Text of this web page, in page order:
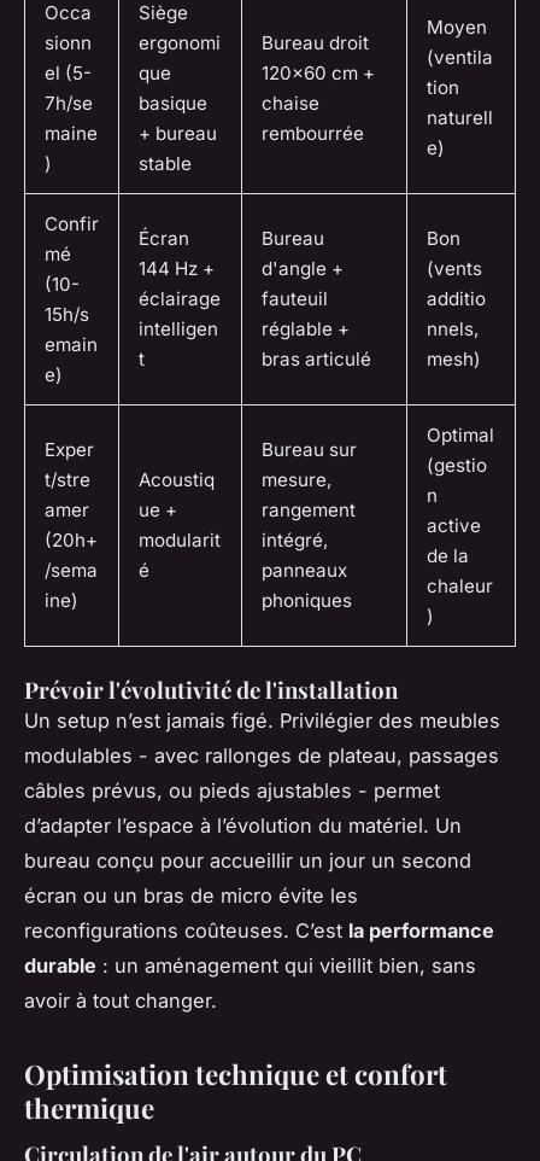
Occa
sionn
el (5-
7h/se
maine
)
Siège
ergonomi
que
basique
+ bureau
stable
Bureau droit
120x60 cm +
chaise
rembourrée
Moyen
(ventila
tion
naturell
e)
Confir
mé
(10-
15h/s
emain
e)
Écran
144 Hz +
éclairage
intelligen
t
Bureau
d'angle +
fauteuil
réglable +
bras articulé
Bon
(vents
additio
nnels,
mesh)
Exper
t/stre
amer
(20h+
/sema
ine)
Acoustiq
ue +
modularit
é
Bureau sur
mesure,
rangement
intégré,
panneaux
phoniques
Optimal
(gestio
n
active
de la
chaleur
)
Prévoir l'évolutivité de l'installation
Un setup n’est jamais figé. Privilégier des meubles
modulables - avec rallonges de plateau, passages
câbles prévus, ou pieds ajustables - permet
d’adapter l’espace à l’évolution du matériel. Un
bureau conçu pour accueillir un jour un second
écran ou un bras de micro évite les
reconfigurations coûteuses. C’est la performance
durable : un aménagement qui vieillit bien, sans
avoir à tout changer.
Optimisation technique et confort
thermique
Circulation de l'air autour du PC